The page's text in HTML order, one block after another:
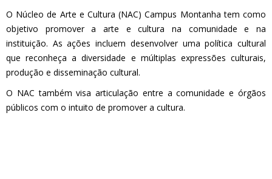
O Núcleo de Arte e Cultura (NAC) Campus Montanha tem como
objetivo promover a arte e cultura na comunidade e na
instituição. As ações incluem desenvolver uma política cultural
que reconheça a diversidade e múltiplas expressões culturais,
produção e disseminação cultural.
O NAC também visa articulação entre a comunidade e órgãos
públicos com o intuito de promover a cultura.